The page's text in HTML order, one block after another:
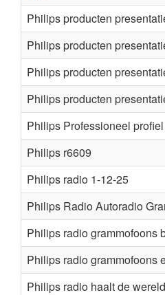
Philips producten
Philips producten
Philips producten
Philips producten
Philips Professioneel profiel
Philips r6609
Philips radio 1-12-25
Philips Radio Autoradio
Philips radio grammofoons
Philips radio grammofoons
Philips radio haalt de